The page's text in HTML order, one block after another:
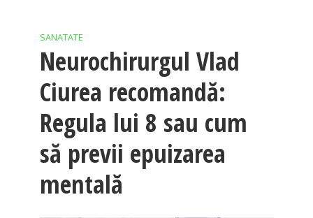
SANATATE
Neurochirurgul Vlad
Ciurea recomandă:
Regula lui 8 sau cum
să previi epuizarea
mentală